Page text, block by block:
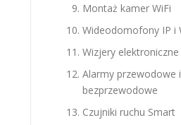
Montaż kamer WiFi
Wideodomofony IP i
Wizjery
Alarmy przewodowe i
bezprzewodowe
Czujniki ruchu Smart